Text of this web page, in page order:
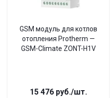
GSM модуль для котлов
отопления Protherm —
GSM-Climate ZONT-H1V
15 476 руб./шт.